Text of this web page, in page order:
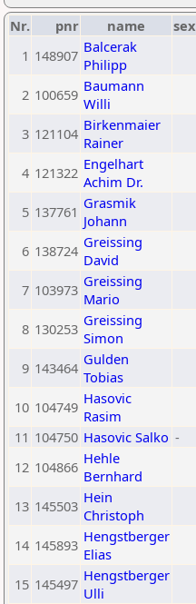
Nr. pnr name sex
1 148907 Balcerak
Philipp
2 100659 Baumann
Willi
3 121104 Birkenmaier
Rainer
4 121322 Engelhart
Achim Dr.
5 137761 Grasmik
Johann
6 138724 Greissing
David
7 103973 Greissing
Mario
8 130253 Greissing
Simon
9 143464 Gulden
Tobias
10 104749 Hasovic
Rasim
11 104750 Hasovic Salko -
12 104866 Hehle
Bernhard
13 145503 Hein
Christoph
14 145893 Hengstberger
Elias
15 145497 Hengstberger
Ulli